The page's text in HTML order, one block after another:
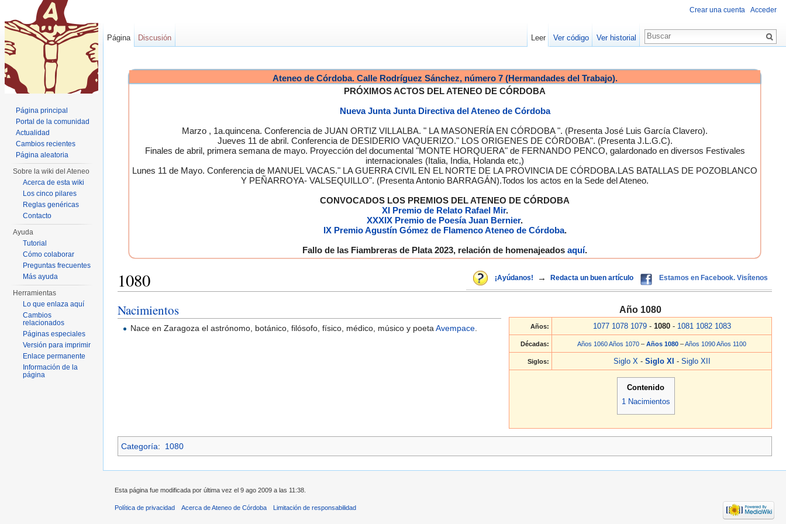
Ateneo de Córdoba. Calle Rodríguez Sánchez, número 7 (Hermandades del Trabajo).
PRÓXIMOS ACTOS DEL ATENEO DE CÓRDOBA
Nueva Junta Junta Directiva del Ateneo de Córdoba
Marzo , 1a.quincena. Conferencia de JUAN ORTIZ VILLALBA. " LA MASONERÍA EN CÓRDOBA ". (Presenta José Luis García Clavero).
Jueves 11 de abril. Conferencia de DESIDERIO VAQUERIZO." LOS ORIGENES DE CÓRDOBA". (Presenta J.L.G.C).
Finales de abril, primera semana de mayo. Proyección del documental "MONTE HORQUERA" de FERNANDO PENCO, galardonado en diversos Festivales
internacionales (Italia, India, Holanda etc,)
Lunes 11 de Mayo. Conferencia de MANUEL VACAS." LA GUERRA CIVIL EN EL NORTE DE LA PROVINCIA DE CÓRDOBA.LAS BATALLAS DE POZOBLANCO
Y PEÑARROYA- VALSEQUILLO". (Presenta Antonio BARRAGÁN).Todos los actos en la Sede del Ateneo.
CONVOCADOS LOS PREMIOS DEL ATENEO DE CÓRDOBA
XI Premio de Relato Rafael Mir.
XXXIX Premio de Poesía Juan Bernier.
IX Premio Agustín Gómez de Flamenco Ateneo de Córdoba.
Fallo de las Fiambreras de Plata 2023, relación de homenajeados aquí.
¡Ayúdanos! → Redacta un buen artículo Estamos en Facebook. Visítenos
1080
Año 1080
Años: 1077 1078 1079- 1080 - 1081 1082 1083
Décadas: Años 1060Años 1070 – Años 1080 –Años 1090Años 1100
Siglos: Siglo X - Siglo XI - Siglo XII
Contenido
1
Nacimientos
Nacimientos
Nace en Zaragoza el astrónomo, botánico, filósofo, físico, médico, músico y poetaAvempace
Categoría: 1080
Crear una cuenta Acceder
Página Discusión Leer Ver código Ver historial
Página principal
Portal de la comunidad
Actualidad
Cambios recientes
Página aleatoria
Sobre la wiki del Ateneo
Acerca de esta wiki
Los cinco pilares
Reglas genéricas
Contacto
Ayuda
Tutorial
Cómo colaborar
Preguntas frecuentes
Más ayuda
Herramientas
Lo que enlaza aquí
Cambios
relacionados
Páginas especiales
Versión para imprimir
Enlace permanente
Información de la
página
Esta página fue modificada por última vez el 9 ago 2009 a las 11:38.
Política de privacidad Acerca de Ateneo de Córdoba Limitación de responsabilidad